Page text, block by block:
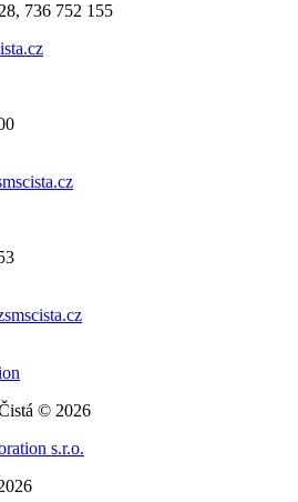
736 752 155
© 2026
s.r.o.